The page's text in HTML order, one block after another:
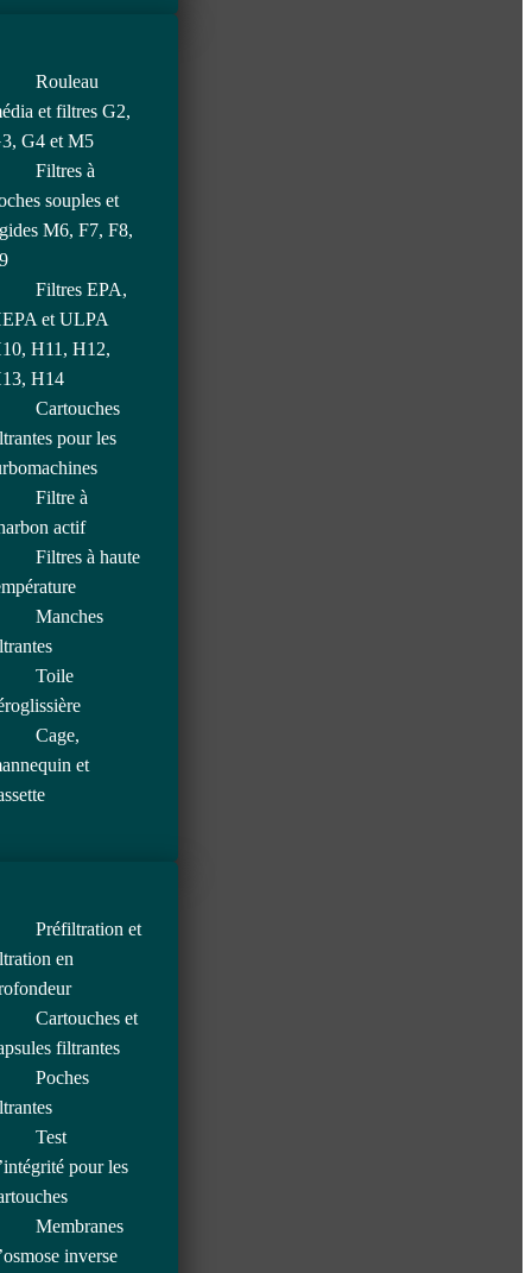
Rouleau
et filtres G2,
G4 et M5
Filtres à
souples et
M6, F7, F8,
Filtres EPA,
et ULPA
H11, H12,
H14
Cartouches
pour les
Filtre à
actif
Filtres à haute
Manches
Toile
Cage,
et
Préfiltration et
en
Cartouches et
filtrantes
Poches
Test
pour les
Membranes
inverse